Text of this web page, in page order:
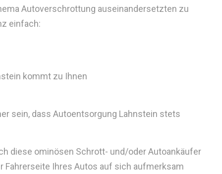
Autoverschrottung auseinandersetzten zu
einfach:
kommt zu Ihnen
sein, dass Autoentsorgung Lahnstein stets
diese ominösen Schrott- und/oder Autoankäufer
Fahrerseite Ihres Autos auf sich aufmerksam